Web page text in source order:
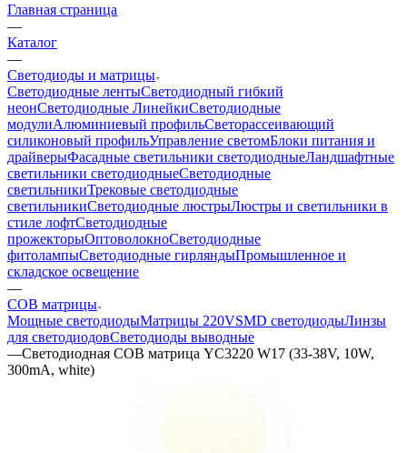
Главная страница
—
Каталог
—
Светодиоды и матрицы
Светодиодные лентыСветодиодный гибкий
неонСветодиодные ЛинейкиСветодиодные
модулиАлюминиевый профильСветорассеивающий
силиконовый профильУправление светомБлоки питания и
драйверыФасадные светильники светодиодныеЛандшафтные
светильники светодиодныеСветодиодные
светильникиТрековые светодиодные
светильникиСветодиодные люстрыЛюстры и светильники в
стиле лофтСветодиодные
прожекторыОптоволокноСветодиодные
фитолампыСветодиодные гирляндыПромышленное и
складское освещение
—
COB матрицы
Мощные светодиодыМатрицы 220VSMD светодиодыЛинзы
для светодиодовСветодиоды выводные
—Светодиодная COB матрица YC3220 W17 (33-38V, 10W,
300mA, white)